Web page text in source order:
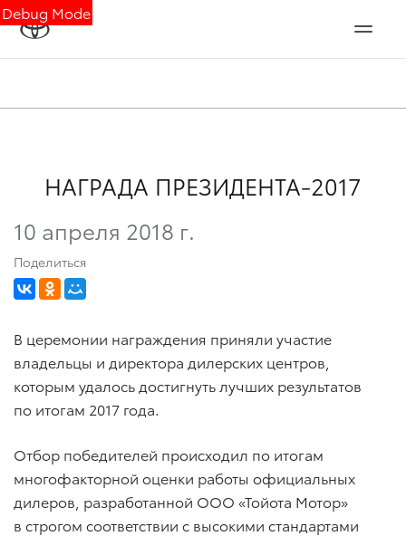
Debug Mode
НАГРАДА ПРЕЗИДЕНТА-2017
10 апреля 2018 г.
Поделиться
В церемонии награждения приняли участие
владельцы и директора дилерских центров,
которым удалось достигнуть лучших результатов
по итогам 2017 года.
Отбор победителей происходил по итогам
многофакторной оценки работы официальных
дилеров, разработанной ООО «Тойота Мотор»
в строгом соответствии с высокими стандартами